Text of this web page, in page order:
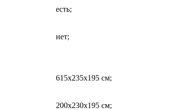
есть;
нет;
615x235x195 см;
200x230x195 см;